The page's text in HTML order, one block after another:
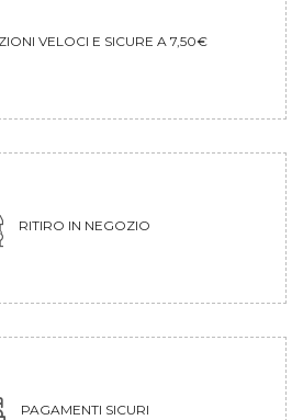
VELOCI E SICURE A 7,50€
RITIRO IN NEGOZIO
PAGAMENTI SICURI